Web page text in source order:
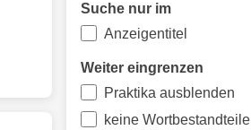
Suche nur im
Anzeigentitel
Weiter eingrenzen
Praktika ausblenden
keine Wortbestandteile